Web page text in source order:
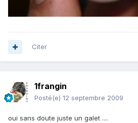
Citer
1frangin
Posté(e) 12 septembre 2009
oui sans doute juste un galet ....